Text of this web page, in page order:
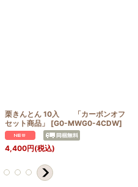
栗きんとん 10入 「カーボンオフ
セット商品」
[G0-MWG0-4CDW]
4,400円(税込)